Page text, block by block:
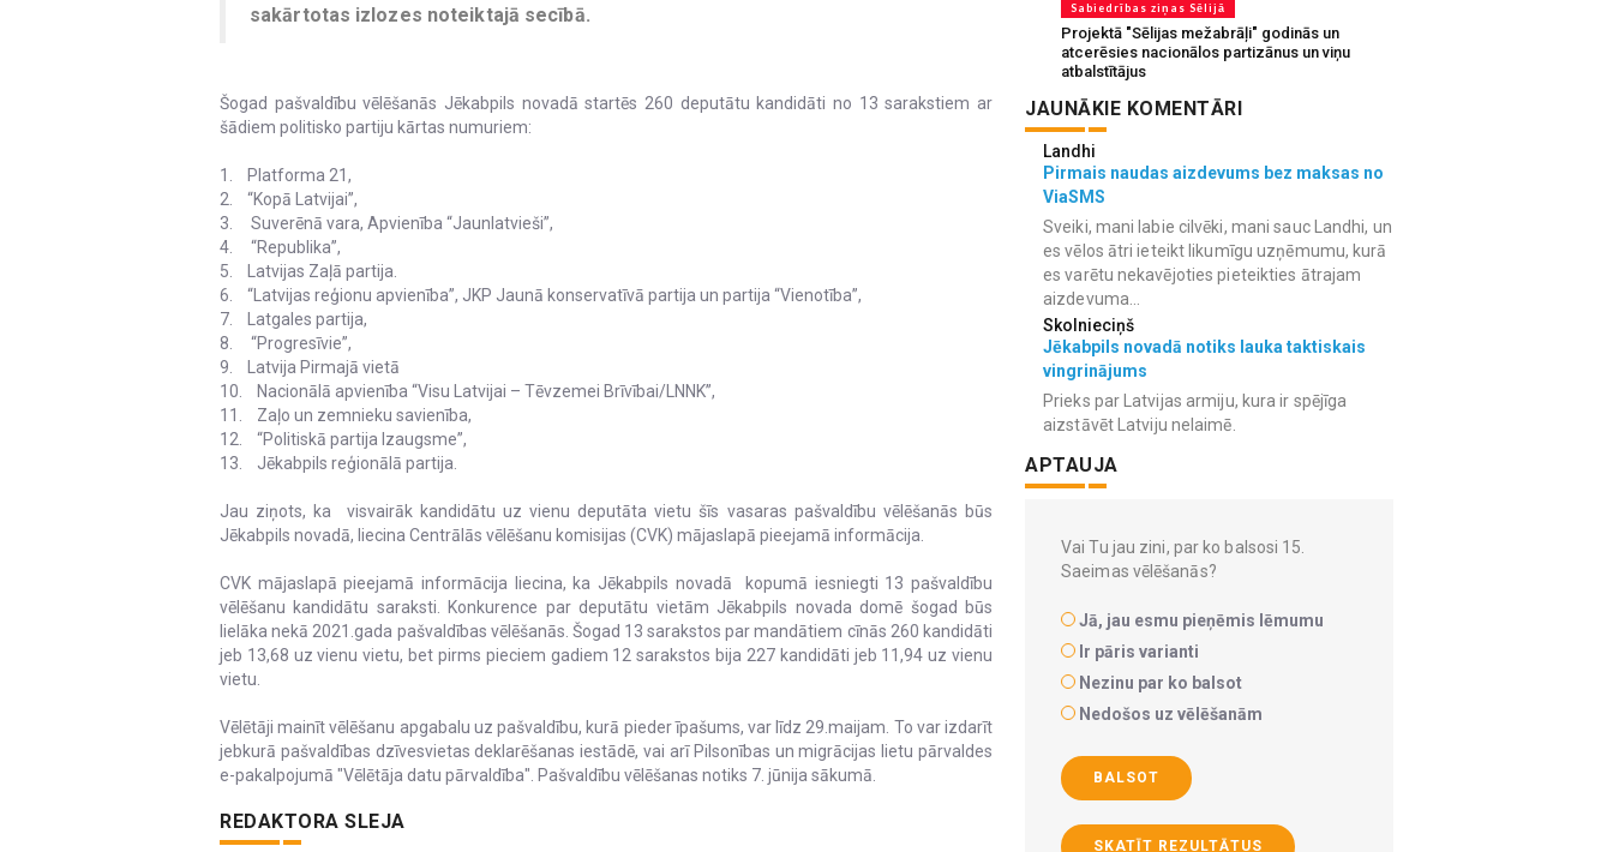
sakārtotas izlozes noteiktajā secībā.
Šogad pašvaldību vēlēšanās Jēkabpils novadā startēs 260 deputātu kandidāti no 13 sarakstiem ar
šādiem politisko partiju kārtas numuriem:
1. Platforma 21,
2. “Kopā Latvijai”,
3. Suverēnā vara, Apvienība “Jaunlatvieši”,
4. “Republika”,
5. Latvijas Zaļā partija.
6. “Latvijas reģionu apvienība”, JKP Jaunā konservatīvā partija un partija “Vienotība”,
7. Latgales partija,
8. “Progresīvie”,
9. Latvija Pirmajā vietā
10. Nacionālā apvienība “Visu Latvijai – Tēvzemei Brīvībai/LNNK”,
11. Zaļo un zemnieku savienība,
12. “Politiskā partija Izaugsme”,
13. Jēkabpils reģionālā partija.
Jau ziņots, ka visvairāk kandidātu uz vienu deputāta vietu šīs vasaras pašvaldību vēlēšanās būs
Jēkabpils novadā, liecina Centrālās vēlēšanu komisijas (CVK) mājaslapā pieejamā informācija.
CVK mājaslapā pieejamā informācija liecina, ka Jēkabpils novadā kopumā iesniegti 13 pašvaldību
vēlēšanu kandidātu saraksti. Konkurence par deputātu vietām Jēkabpils novada domē šogad būs
lielāka nekā 2021.gada pašvaldības vēlēšanās. Šogad 13 sarakstos par mandātiem cīnās 260 kandidāti
jeb 13,68 uz vienu vietu, bet pirms pieciem gadiem 12 sarakstos bija 227 kandidāti jeb 11,94 uz vienu
vietu.
Vēlētāji mainīt vēlēšanu apgabalu uz pašvaldību, kurā pieder īpašums, var līdz 29.maijam. To var izdarīt
jebkurā pašvaldības dzīvesvietas deklarēšanas iestādē, vai arī Pilsonības un migrācijas lietu pārvaldes
e-pakalpojumā "Vēlētāja datu pārvaldība". Pašvaldību vēlēšanas notiks 7. jūnija sākumā.
REDAKTORA SLEJA
Sabiedrības ziņas Sēlijā
Projektā "Sēlijas mežabrāļi" godinās un
atcerēsies nacionālos partizānus un viņu
atbalstītājus
JAUNĀKIE KOMENTĀRI
Landhi
Pirmais naudas aizdevums bez maksas no
ViaSMS
Sveiki, mani labie cilvēki, mani sauc Landhi, un
es vēlos ātri ieteikt likumīgu uzņēmumu, kurā
es varētu nekavējoties pieteikties ātrajam
aizdevuma...
Skolnieciņš
Jēkabpils novadā notiks lauka taktiskais
vingrinājums
Prieks par Latvijas armiju, kura ir spējīga
aizstāvēt Latviju nelaimē.
APTAUJA
Vai Tu jau zini, par ko balsosi 15.
Saeimas vēlēšanās?
Jā, jau esmu pieņēmis lēmumu
Ir pāris varianti
Nezinu par ko balsot
Nedošos uz vēlēšanām
BALSOT
SKATĪT REZULTĀTUS